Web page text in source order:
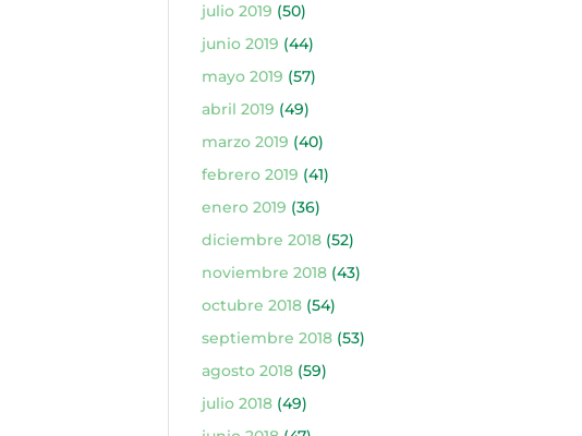
julio 2019 (50)
junio 2019 (44)
mayo 2019 (57)
abril 2019 (49)
marzo 2019 (40)
febrero 2019 (41)
enero 2019 (36)
diciembre 2018(52)
noviembre 2018(43)
octubre 2018(54)
septiembre 2018(53)
agosto 2018(59)
julio 2018(49)